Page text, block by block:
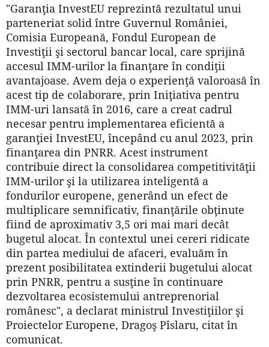
"Garanţia InvestEU reprezintă rezultatul unui
parteneriat solid între Guvernul României,
Comisia Europeană, Fondul European de
Investiţii şi sectorul bancar local, care sprijină
accesul IMM-urilor la finanţare în condiţii
avantajoase. Avem deja o experienţă valoroasă în
acest tip de colaborare, prin Iniţiativa pentru
IMM-uri lansată în 2016, care a creat cadrul
necesar pentru implementarea eficientă a
garanţiei InvestEU, începând cu anul 2023, prin
finanţarea din PNRR. Acest instrument
contribuie direct la consolidarea competitivităţii
IMM-urilor şi la utilizarea inteligentă a
fondurilor europene, generând un efect de
multiplicare semnificativ, finanţările obţinute
fiind de aproximativ 3,5 ori mai mari decât
bugetul alocat. În contextul unei cereri ridicate
din partea mediului de afaceri, evaluăm în
prezent posibilitatea extinderii bugetului alocat
prin PNRR, pentru a susţine în continuare
dezvoltarea ecosistemului antreprenorial
românesc", a declarat ministrul Investiţiilor şi
Proiectelor Europene, Dragoş Pîslaru, citat în
comunicat.